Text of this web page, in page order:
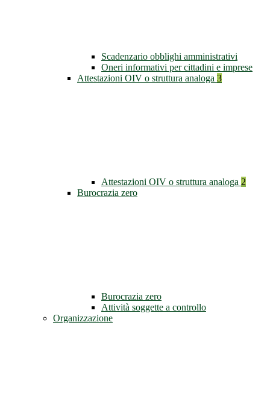
Scadenzario obblighi amministrativi
Oneri informativi per cittadini e imprese
Attestazioni OIV o struttura analoga 3
Attestazioni OIV o struttura analoga 2
Burocrazia zero
Burocrazia zero
Attività soggette a controllo
Organizzazione